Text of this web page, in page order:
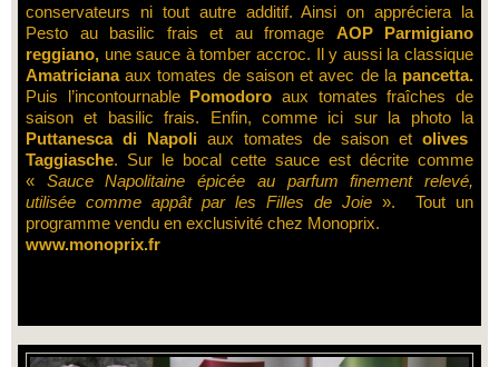
conservateurs ni tout autre additif. Ainsi on appréciera la
Pesto au basilic frais et au fromage AOP Parmigiano
reggiano, une sauce à tomber accroc. Il y aussi la classique
Amatricianaaux tomates de saison et avec de la pancetta.
Puis l’incontournablePomodoroaux tomates fraîches de
saison et basilic frais. Enfin, comme ici sur la photo la
Puttanesca di Napoli aux tomates de saison et olives
Taggiasche. Sur le bocal cette sauce est décrite comme
« Sauce Napolitaine épicée au parfum finement relevé,
utilisée comme appât par les Filles de Joie ». Tout un
programme vendu en exclusivité chez Monoprix.
www.monoprix.fr